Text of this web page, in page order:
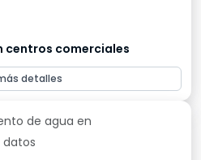
centros comerciales
detalles